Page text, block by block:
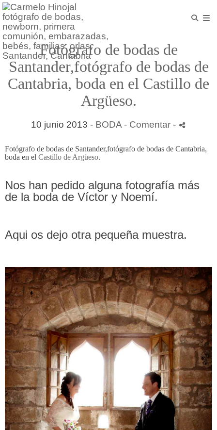
Fotógrafo de bodas de
Santander,fotógrafo de bodas de
Cantabria, boda en el Castillo de
Argüeso.
10 junio 2013 - BODA - Comentar -
Fotógrafo de bodas de Santander,fotógrafo de bodas de Cantabria,
boda en el Castillo de Argüeso.
Nos han pedido alguna fotografía más
de la boda de Víctor y Noemí.
Aqui os dejo otra pequeña muestra.